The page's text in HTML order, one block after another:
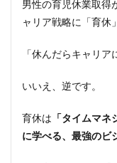
男性の育児休業取得
ャリア戦略に「育休
「休んだらキャリア
いいえ、逆です。
育休は 「タイムマ
に学べる、最強のビ